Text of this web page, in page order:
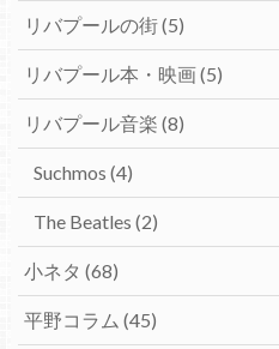
リバプールの街(5)
リバプール本・映画(5)
リバプール音楽 (8)
Suchmos (4)
The Beatles (2)
小ネタ (68)
平野コラム (45)